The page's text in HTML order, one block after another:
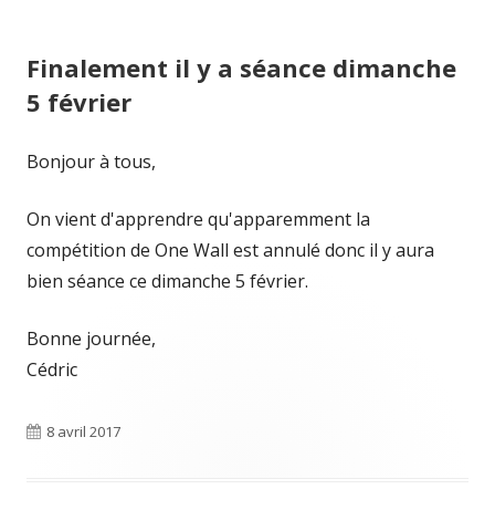
Finalement il y a séance dimanche
5 février
Bonjour à tous,
On vient d'apprendre qu'apparemment la
compétition de One Wall est annulé donc il y aura
bien séance ce dimanche 5 février.
Bonne journée,
Cédric
Publié
8 avril 2017